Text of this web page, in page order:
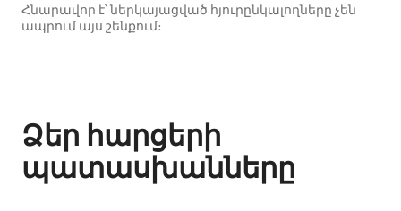
Հնարավոր է՝ ներկայացված հյուրընկալողները չեն
ապրում այս շենքում։
Ձեր հարցերի
պատասխանները